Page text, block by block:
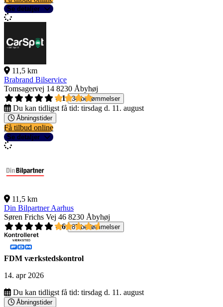
Se detaljer
11,5 km
Brabrand Bilservice
Tomsagervej 14 8230 Åbyhøj
4,1
34 bedømmelser
Du kan tidligst få tid: tirsdag d. 11. august
Åbningstider
Få tilbud online
Se detaljer
11,5 km
Din Bilpartner Aarhus
Søren Frichs Vej 46 8230 Åbyhøj
4,6
87 bedømmelser
FDM værkstedskontrol
14. apr 2026
Du kan tidligst få tid: tirsdag d. 11. august
Åbningstider